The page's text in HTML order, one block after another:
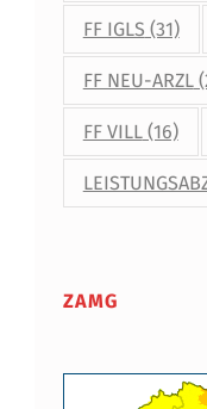
FF IGLS (31)
FF NEU-ARZL
FF VILL(16)
ZAMG